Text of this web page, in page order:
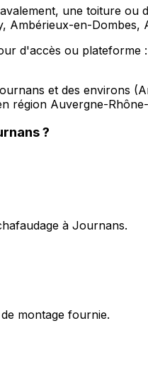
une toiture
Ambérieux-en-Dombes,
d'accès ou
et des environs
région Auvergne-
?
à Journans.
montage fournie.